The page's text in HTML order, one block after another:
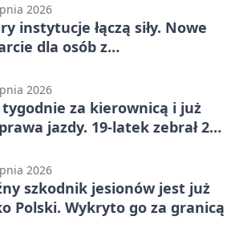
2026
instytucje łączą siły. Nowe
dla osób z
2026
tygodnie za kierownicą i już
jazdy. 19-latek zebrał 23
2026
szkodnik jesionów jest już
Polski. Wykryto go za granicą